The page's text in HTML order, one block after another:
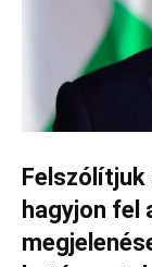
hagyjon fel